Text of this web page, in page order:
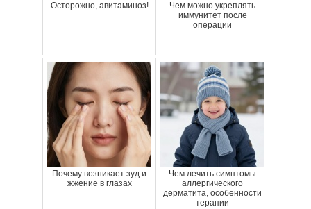
Осторожно, авитаминоз!
Чем можно укреплять
иммунитет после
операции
Почему возникает зуд и
жжение в глазах
Чем лечить симптомы
аллергического
дерматита, особенности
терапии